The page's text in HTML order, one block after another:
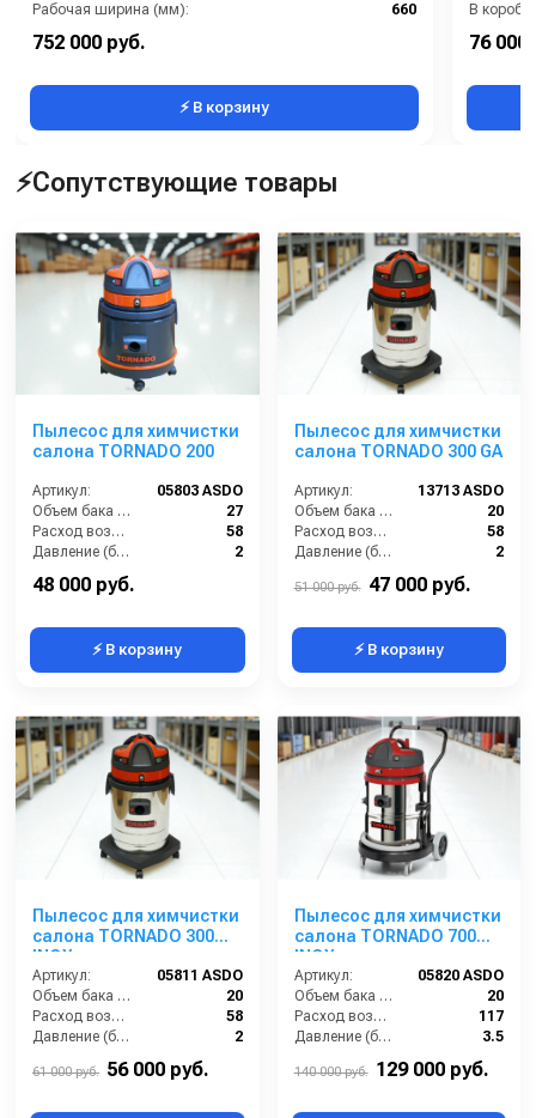
Рабочая ширина (мм):
660
Вес, кг:
752 000 руб.
⚡ В корзину
В
76 000
⚡Сопутствующие товары
Пылесос для химчистки
салона TORNADO 200
Артикул:
05803 ASDO
Объем бака (л):
27
Расход воздуха (л/сек):
58
Давление (бар):
2
Мощность (Вт):
48 000 руб.
⚡ В корзину
Пылесос для химчистки
салона TORNADO 300 GA
Артикул:
13713 ASDO
Объем бака (л):
20
Расход воздуха (л/сек):
58
Давление (бар):
2
51 000 руб. 47 000 руб.
⚡ В корзину
Пылесос для химчистки
салона TORNADO 300
INOX
Артикул:
05811 ASDO
Объем бака (л):
20
Расход воздуха (л/сек):
58
Давление (бар):
2
61 000 руб. 56 000 руб.
Пылесос для химчистки
салона TORNADO 700
INOX
Артикул:
05820 ASDO
Объем бака (л):
20
Расход воздуха (л/сек):
117
Давление (бар):
3.5
140 000 руб. 129 000 руб.